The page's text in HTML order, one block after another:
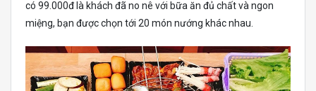
có 99.000đ là khách đã no nê với bữa ăn đủ chất và ngon
miệng, bạn được chọn tới 20 món nướng khác nhau.